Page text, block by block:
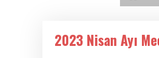
2023 Nisan Ayı